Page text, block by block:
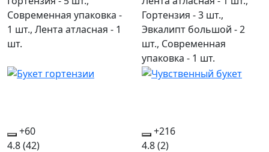
Современная упаковка -
1 шт., Лента атласная - 1
шт.
Гортензия - 3 шт.,
Эвкалипт большой - 2
шт., Современная
упаковка - 1 шт.
+60
4.8(42)
+216
4.8(2)